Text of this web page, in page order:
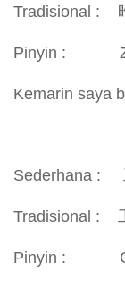
Tradisional :
Pinyin :
Kemarin saya
Sederhana :
Tradisional :
Pinyin :